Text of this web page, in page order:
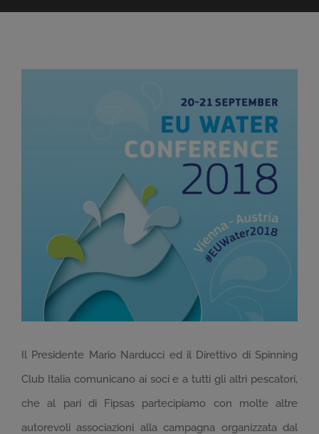
Il Presidente Mario Narducci ed il Direttivo di Spinning
Club Italia comunicano ai soci e a tutti gli altri pescatori,
che al pari di Fipsas partecipiamo con molte altre
autorevoli associazioni alla campagna organizzata dal